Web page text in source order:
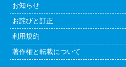
お知らせ
お詫びと訂正
利用規約
著作権と転載について